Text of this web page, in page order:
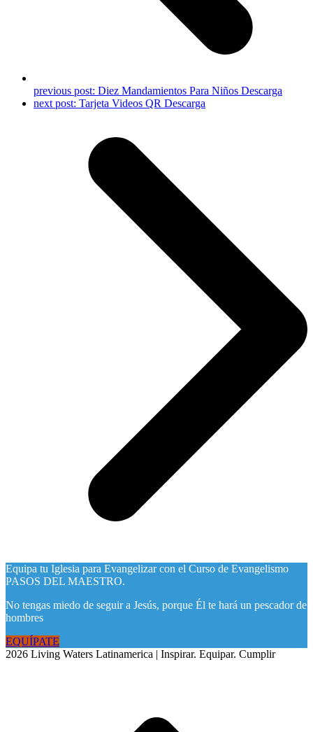
previous post: Diez Mandamientos Para Niños Descarga
next post: Tarjeta Videos QR Descarga
Equipa tu Iglesia para Evangelizar con el Curso de Evangelismo
PASOS DEL MAESTRO.
No tengas miedo de seguir a Jesús, porque Él te hará un pescador de
hombres
EQUÍPATE
2026 Living Waters Latinamerica | Inspirar. Equipar. Cumplir